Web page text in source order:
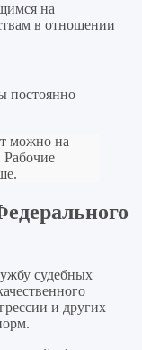
на
в отношении
постоянно
можно на
Рабочие
судебных
и других